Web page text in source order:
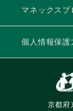
マネックスブ
個人情報保護
京都府